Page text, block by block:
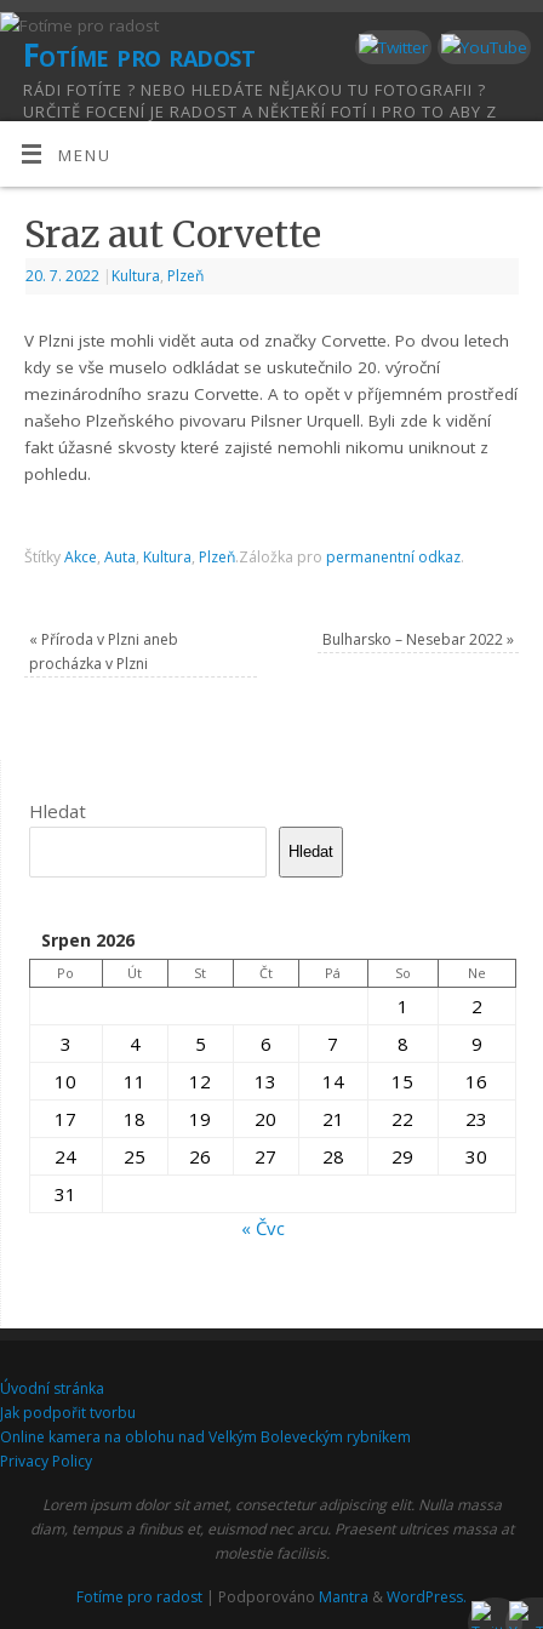
Fotíme pro radost
RÁDI FOTÍTE ? NEBO HLEDÁTE NĚJAKOU TU FOTOGRAFII ?
URČITĚ FOCENÍ JE RADOST A NĚKTEŘÍ FOTÍ I PRO TO ABY Z
ADRESE A TO FOTOGRAFIE PRO RADOST
MENU
Sraz aut Corvette
20. 7. 2022 | Kultura, Plzeň
V Plzni jste mohli vidět auta od značky Corvette. Po dvou letech
kdy se vše muselo odkládat se uskutečnilo 20. výroční
mezinárodního srazu Corvette. A to opět v příjemném prostředí
našeho Plzeňského pivovaru Pilsner Urquell. Byli zde k vidění
fakt úžasné skvosty které zajisté nemohli nikomu uniknout z
pohledu.
ŠtítkyAkce,Auta, Kultura, Plzeň.Záložka pro permanentní odkaz.
« Příroda v Plzni aneb
procházka v Plzni
Bulharsko – Nesebar 2022»
Hledat
Hledat
Srpen 2026
Po Út St Čt Pá So Ne
1
2
3
4 5 6 7 8
9
10
11 12 13 14 15
16
17
18 19 20 21 22
23
24
25 26 27 28 29
30
31
« Čvc
Úvodní stránka
Jak podpořit tvorbu
Online kamera na oblohu nad Velkým Boleveckým rybníkem
Privacy Policy
Lorem ipsum dolor sit amet, consectetur adipiscing elit. Nulla massa
diam, tempus a finibus et, euismod nec arcu. Praesent ultrices massa at
molestie facilisis.
Fotíme pro radost | Podporováno Mantra &WordPress.